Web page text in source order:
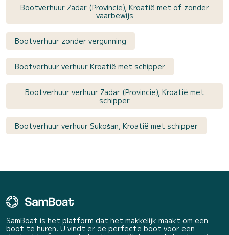
Bootverhuur Zadar (Provincie), Kroatië met of zonder
vaarbewijs
Bootverhuur zonder vergunning
Bootverhuur verhuur Kroatië met schipper
Bootverhuur verhuur Zadar (Provincie), Kroatië met
schipper
Bootverhuur verhuur Sukošan, Kroatië met schipper
SamBoat is het platform dat het makkelijk maakt om een
boot te huren. U vindt er de perfecte boot voor een